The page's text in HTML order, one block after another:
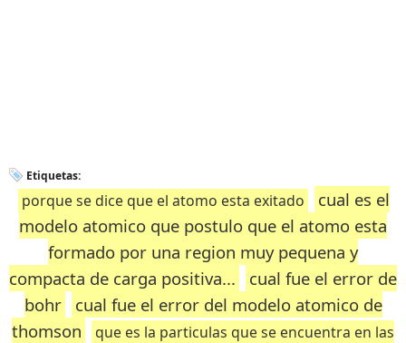
Etiquetas:
porque se dice que el atomo esta exitado
cual es el
modelo atomico que postulo que el atomo esta
formado por una region muy pequena y
compacta de carga positiva...
cual fue el error de
bohr
cual fue el error del modelo atomico de
thomson
que es la particulas que se encuentra en las